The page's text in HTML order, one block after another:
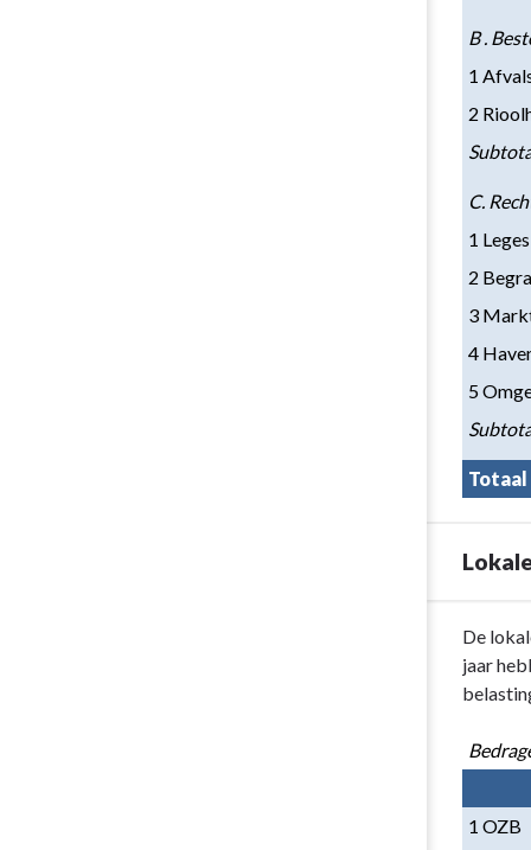
B .
1
2
C.
1
2
3
4
5
Totaal
Terug
navigatie
Paragraaf
Lokale
heffingen
De
jaar
1 OZB